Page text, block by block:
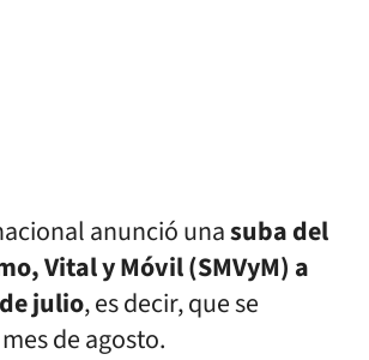
anunció unasuba del
Vital y Móvil (SMVyM) a
julio, es decir, que se
de agosto.